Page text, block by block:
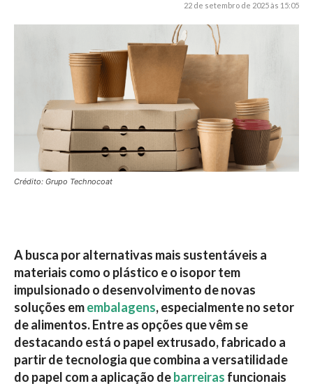
22 de setembro de 2025 às 15:05
Crédito: Grupo Technocoat
A busca por alternativas mais sustentáveis a
materiais como o plástico e o isopor tem
impulsionado o desenvolvimento de novas
soluções emembalagens, especialmente no setor
de alimentos. Entre as opções que vêm se
destacando está o papel extrusado, fabricado a
partir de tecnologia que combina a versatilidade
do papel com a aplicação debarreiras funcionais